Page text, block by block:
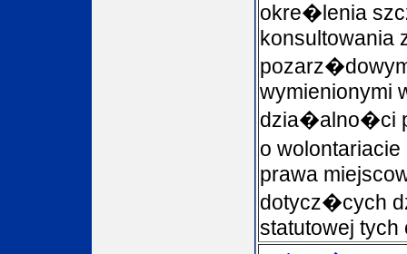
okre�lenia
konsultowania
wymienionymi
dzia�alno�ci
o
prawa
dotycz�cych
statutowej tych